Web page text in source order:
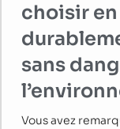
choisir
sans
Vous avez